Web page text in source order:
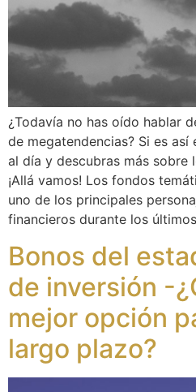
¿Todavía no has oído hablar
de megatendencias? Si es
al día y descubras más sobre
¡Allá vamos! Los fondos
uno de los principales
financieros durante los
Bonos del
de inversión -
mejor opción
largo plazo?